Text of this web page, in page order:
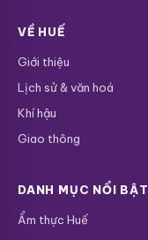
VỀ HUẾ
Giới thiệu
Lịch sử & văn hoá
Khí hậu
Giao thông
DANH MỤC NỔI BẬT
Ẩm thực Huế